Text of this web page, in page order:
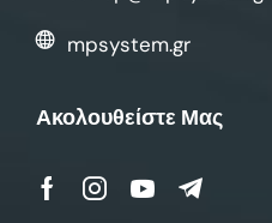
mpsystem.gr
Ακολουθείστε Μας